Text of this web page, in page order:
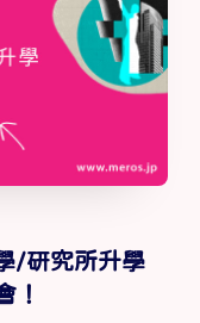
/研究所升學
！